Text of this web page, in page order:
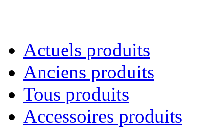
Actuels produits
Anciens produits
Tous produits
Accessoires produits